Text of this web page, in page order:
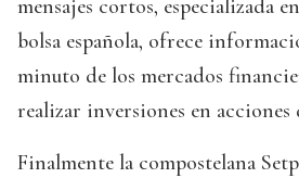
mensajes cortos, especializada
bolsa española, ofrece
minuto de los mercados
realizar inversiones en acciones
Finalmente la compostelana